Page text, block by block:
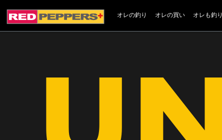
オレの釣り オレの買い オレも釣り